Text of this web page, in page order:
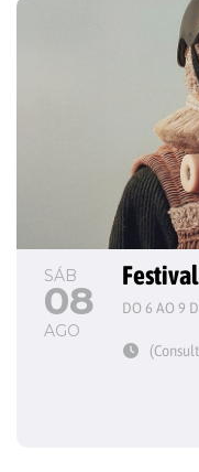
SÁB
08
AGO
DO 6 AO 9